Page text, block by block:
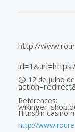
http://
wikinger-
12 de julho
References:
Hitnspin casino
http://